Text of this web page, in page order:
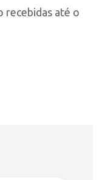
recebidas até o